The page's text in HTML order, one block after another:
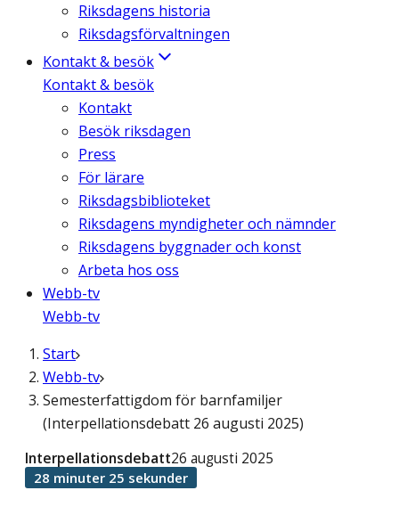
Riksdagens historia
Riksdagsförvaltningen
Kontakt & besök
Kontakt & besök
Kontakt
Besök riksdagen
Press
För lärare
Riksdagsbiblioteket
Riksdagens myndigheter och nämnder
Riksdagens byggnader och konst
Arbeta hos oss
Webb-tv
Webb-tv
Start
Webb-tv
Semesterfattigdom för barnfamiljer
(Interpellationsdebatt 26 augusti 2025)
Interpellationsdebatt26 augusti 2025
28 minuter 25 sekunder